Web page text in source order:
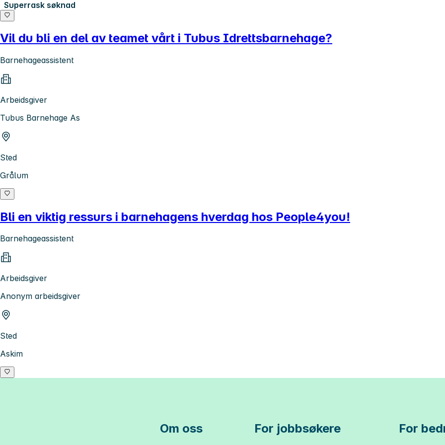
Superrask søknad
Vil du bli en del av teamet vårt i Tubus Idrettsbarnehage?
Barnehageassistent
Arbeidsgiver
Tubus Barnehage As
Sted
Grålum
Bli en viktig ressurs i barnehagens hverdag hos People4you!
Barnehageassistent
Arbeidsgiver
Anonym arbeidsgiver
Sted
Askim
Om oss For jobbsøkere For